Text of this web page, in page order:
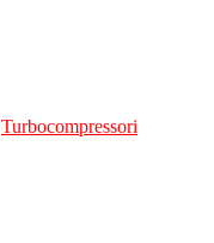
Turbocompressori